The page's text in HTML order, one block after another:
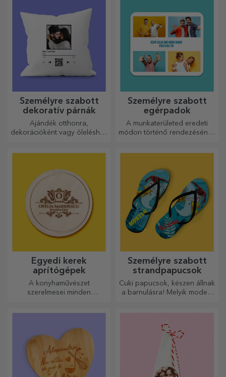
Személyre szabott
dekoratív párnák
Ajándék otthonra,
dekorációként vagy öleléshez
Személyre szabott
egérpadok
A munkaterületed eredeti
módon történő rendezésének
Egyedi kerek
aprítógépek
A konyhaművészet
szerelmesei minden
készülnek. Válassza ki a
megfelelőt!
Személyre szabott
strandpapucsok
Cuki papucsok, készen állnak
a barnulásra! Melyik modellt